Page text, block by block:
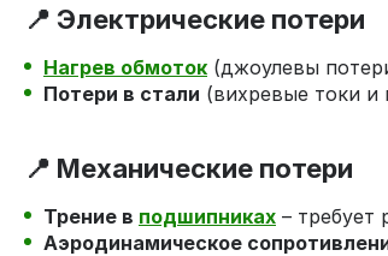
📍 Электрические потери
Нагрев обмоток (джоулевы
Потери в стали (вихревые токи и
📍 Механические потери
Трение в подшипниках – требует
Аэродинамическое